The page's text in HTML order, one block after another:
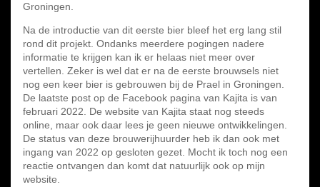
Groningen.
Na de introductie van dit eerste bier bleef het erg lang stil
rond dit projekt. Ondanks meerdere pogingen nadere
informatie te krijgen kan ik er helaas niet meer over
vertellen. Zeker is wel dat er na de eerste brouwsels niet
nog een keer bier is gebrouwen bij de Prael in Groningen.
De laatste post op de Facebook pagina van Kajita is van
februari 2022. De website van Kajita staat nog steeds
online, maar ook daar lees je geen nieuwe ontwikkelingen.
De status van deze brouwerijhuurder heb ik dan ook met
ingang van 2022 op gesloten gezet. Mocht ik toch nog een
reactie ontvangen dan komt dat natuurlijk ook op mijn
website.